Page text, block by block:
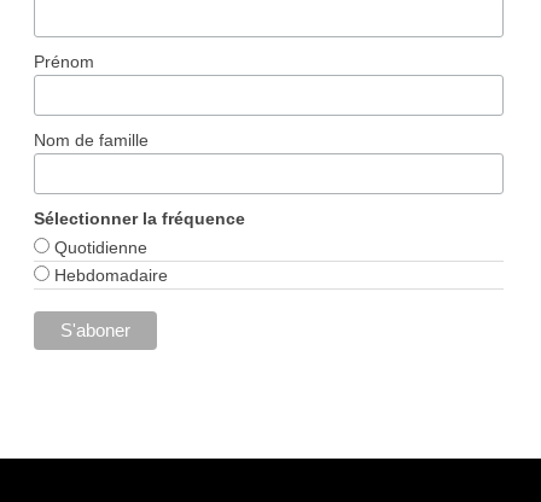
Prénom
Nom de famille
Sélectionner la fréquence
Quotidienne
Hebdomadaire